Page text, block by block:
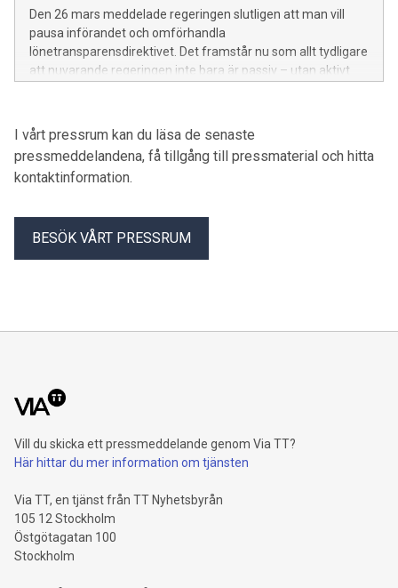
Den 26 mars meddelade regeringen slutligen att man vill
pausa införandet och omförhandla
lönetransparensdirektivet. Det framstår nu som allt tydligare
att nuvarande regeringen inte bara är passiv – utan aktivt
I vårt pressrum kan du läsa de senaste
pressmeddelandena, få tillgång till pressmaterial och hitta
kontaktinformation.
BESÖK VÅRT PRESSRUM
Vill du skicka ett pressmeddelande genom Via TT?
Här hittar du mer information om tjänsten
Via TT, en tjänst från TT Nyhetsbyrån
105 12 Stockholm
Östgötagatan 100
Stockholm